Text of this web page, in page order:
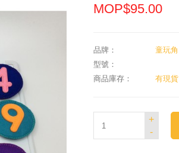
MOP$95.00
品牌：
童玩角
型號：
商品庫存：
有現貨
-
+